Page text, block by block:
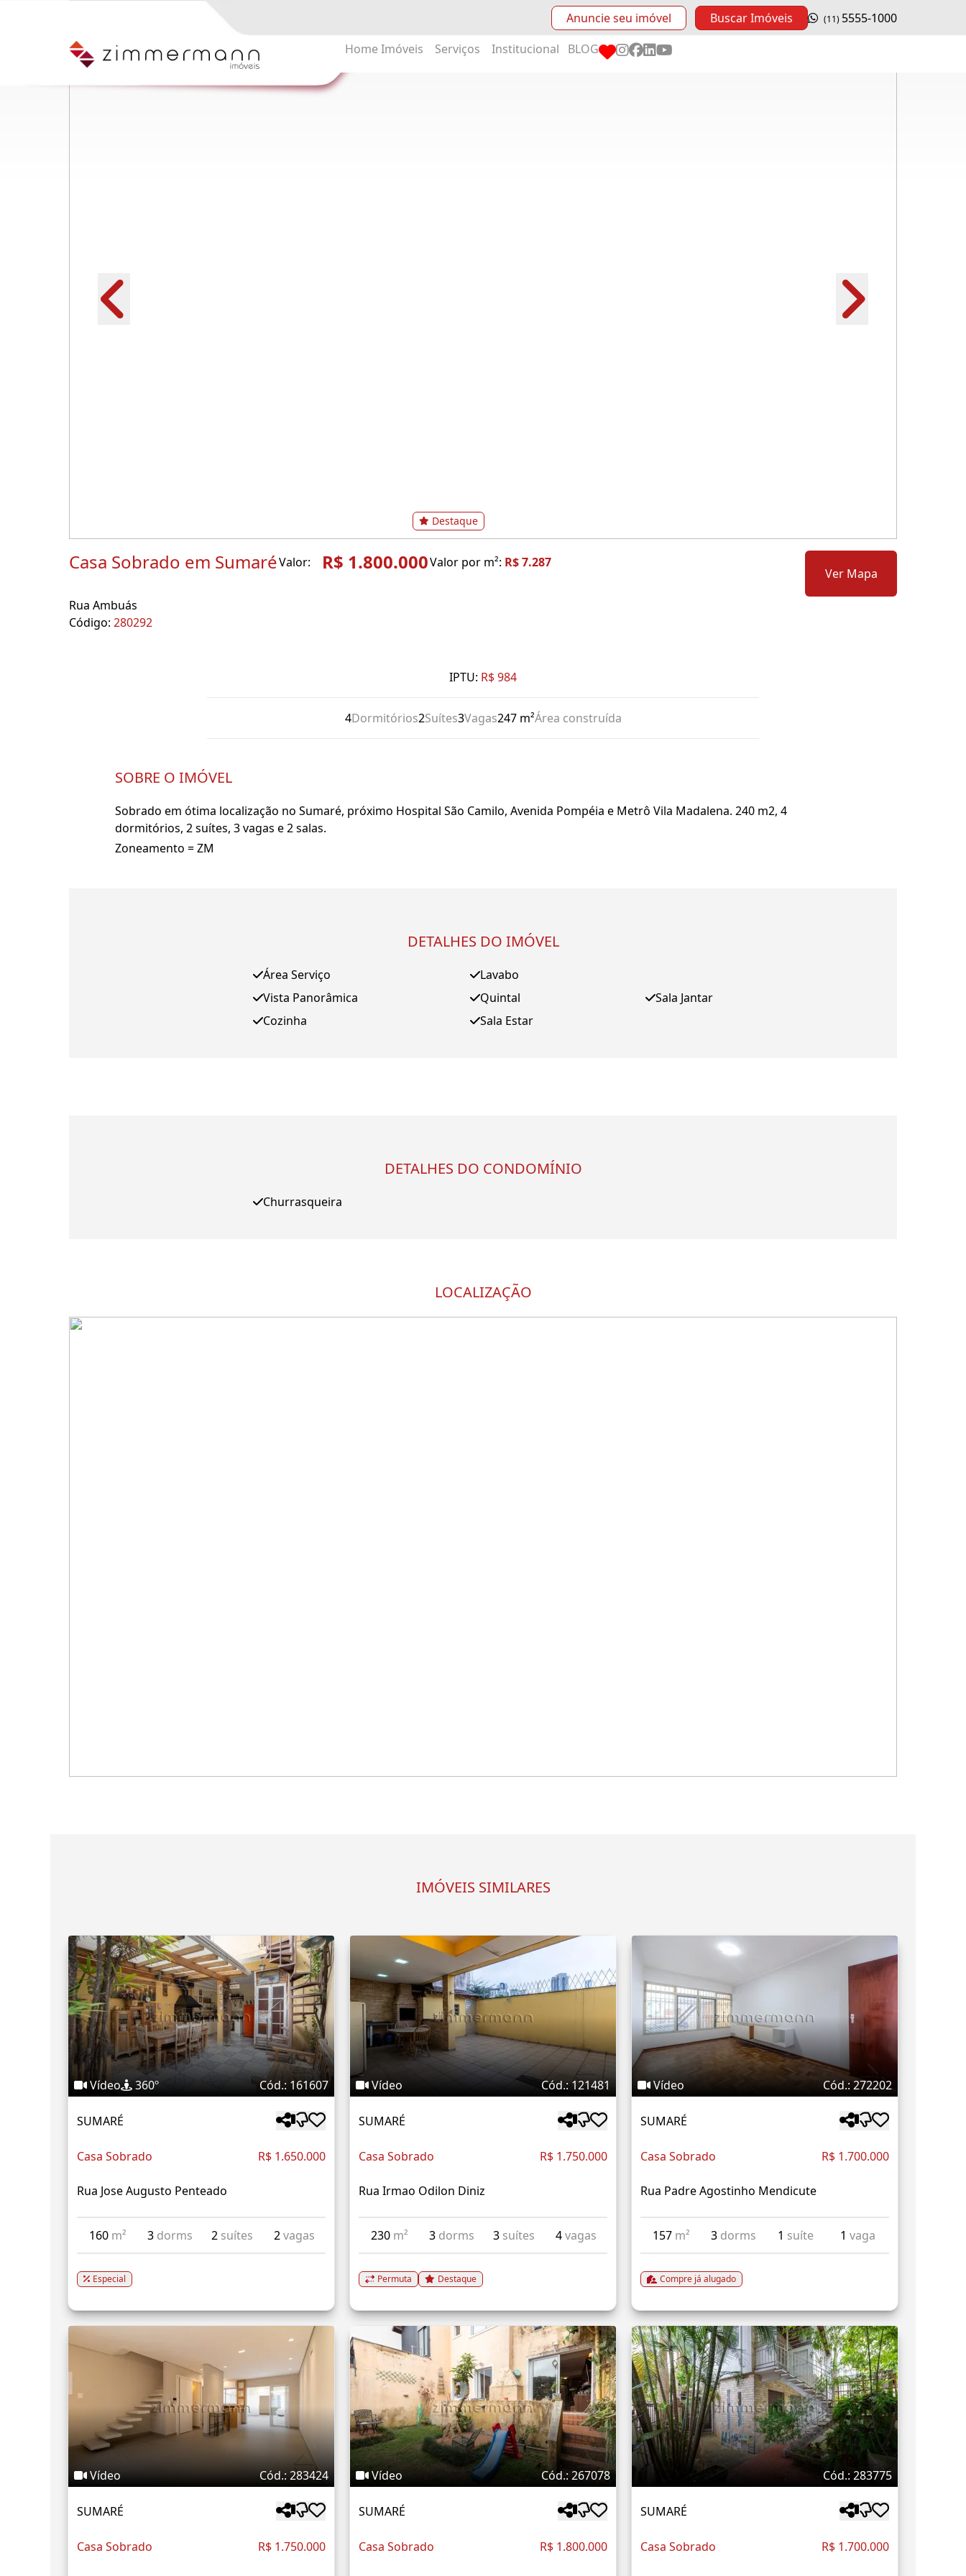
Anuncie seu imóvel Buscar Imóveis (11) 5555-1000
Home Imóveis Serviços Institucional BLOG
Destaque
Casa Sobrado em SumaréValor: R$ 1.800.000Valor por m²: R$ 7.287
Rua Ambuás
Código: 280292
Ver Mapa
IPTU: R$ 984
4Dormitórios2Suítes3Vagas247 m²Área construída
SOBRE O IMÓVEL
Sobrado em ótima localização no Sumaré, próximo Hospital São Camilo, Avenida Pompéia e Metrô Vila Madalena. 240 m2, 4
dormitórios, 2 suítes, 3 vagas e 2 salas.
Zoneamento = ZM
DETALHES DO IMÓVEL
Área Serviço
Vista Panorâmica
Cozinha
Lavabo
Quintal
Sala Estar
Sala Jantar
DETALHES DO CONDOMÍNIO
Churrasqueira
LOCALIZAÇÃO
IMÓVEIS SIMILARES
Vídeo 360º Cód.: 161607
SUMARÉ
Casa Sobrado R$ 1.650.000
Rua Jose Augusto Penteado
160 m² 3 dorms 2 suítes 2vagas
Especial
Vídeo Cód.: 121481
SUMARÉ
Casa Sobrado R$ 1.750.000
Rua Irmao Odilon Diniz
230 m² 3 dorms 3 suítes 4vagas
Permuta Destaque
Vídeo Cód.: 272202
SUMARÉ
Casa Sobrado R$ 1.700.000
Rua Padre Agostinho Mendicute
157 m² 3 dorms 1 suíte 1vaga
Compre já alugado
Vídeo Cód.: 283424
SUMARÉ
Casa Sobrado R$ 1.750.000
Vídeo Cód.: 267078
SUMARÉ
Casa Sobrado R$ 1.800.000
Cód.: 283775
SUMARÉ
Casa Sobrado R$ 1.700.000